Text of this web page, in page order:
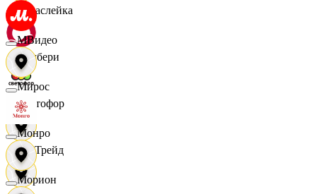
Саваслейка
Самбери
Светофор
СетТрейд
МВидео
Мирос
Монро
Морион